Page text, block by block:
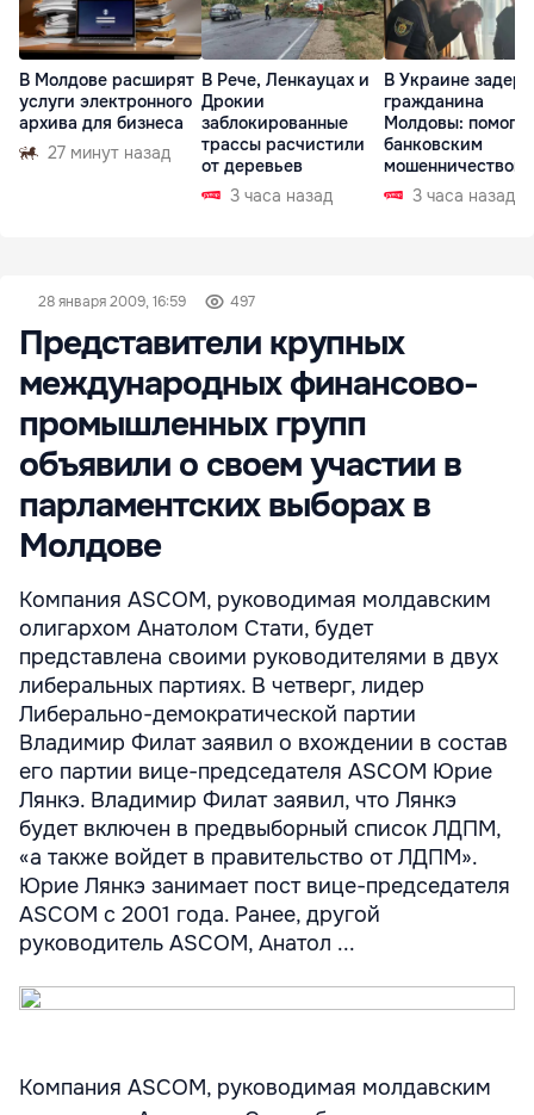
В Молдове расширят
услуги электронного
архива для бизнеса
27 минут назад
В Рече, Ленкауцах и
Дрокии
заблокированные
трассы расчистили
от деревьев
3 часа назад
В Украине
гражданина
Молдовы:
банковским
мошенничеством
Чехии3 часа назад
28 января 2009, 16:59 497
Представители крупных
международных финансово-
промышленных групп
объявили о своем участии в
парламентских выборах в
Молдове
Компания ASCOM, руководимая молдавским
олигархом Анатолом Стати, будет
представлена своими руководителями в двух
либеральных партиях. В четверг, лидер
Либерально-демократической партии
Владимир Филат заявил о вхождении в состав
его партии вице-председателя ASCOM Юрие
Лянкэ. Владимир Филат заявил, что Лянкэ
будет включен в предвыборный список ЛДПМ,
«а также войдет в правительство от ЛДПМ».
Юрие Лянкэ занимает пост вице-председателя
ASCOM с 2001 года. Ранее, другой
руководитель ASCOM, Анатол ...
Компания ASCOM, руководимая молдавским